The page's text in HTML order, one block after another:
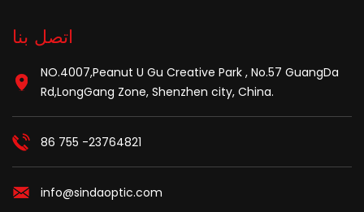
اتصل بنا
NO.4007,Peanut U Gu Creative Park , No.57 GuangDa
Rd,LongGang Zone, Shenzhen city, China.
86 755 -23764821
info@sindaoptic.com